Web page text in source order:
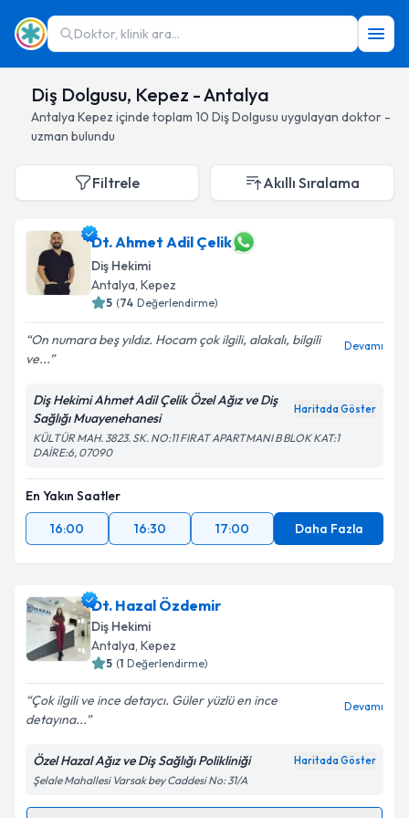
Doktor, klinik ara...
Diş Dolgusu, Kepez - Antalya
Antalya Kepez içinde toplam 10 Diş Dolgusu uygulayan doktor -
uzman bulundu
Filtrele Akıllı Sıralama
Dt. Ahmet Adil Çelik
Diş Hekimi
Antalya, Kepez
5 (74 Değerlendirme)
On numara beş yıldız. Hocam çok ilgili, alakalı, bilgili
ve...
Devamı
Diş Hekimi Ahmet Adil Çelik Özel Ağız ve Diş
Sağlığı Muayenehanesi
Haritada Göster
KÜLTÜR MAH. 3823. SK. NO:11 FIRAT APARTMANI B BLOK KAT:1
DAİRE:6, 07090
En Yakın Saatler
16:00
16:30 17:00 Daha Fazla
Dt. Hazal Özdemir
Diş Hekimi
Antalya, Kepez
5 (1 Değerlendirme)
Çok ilgili ve ince detaycı. Güler yüzlü en ince
detayına...
Devamı
Özel Hazal Ağız ve Diş Sağlığı Polikliniği Haritada Göster
Şelale Mahallesi Varsak bey Caddesi No: 31/A